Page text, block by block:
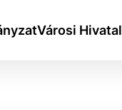
Városi Hivatal